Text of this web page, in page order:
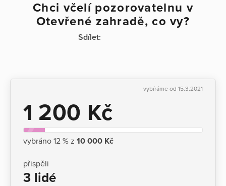
Chci včelí pozorovatelnu v
Otevřené zahradě, co vy?
Sdílet:
vybíráme od 15.3.2021
1 200 Kč
vybráno 12 % z 10 000 Kč
přispěli
3 lidé